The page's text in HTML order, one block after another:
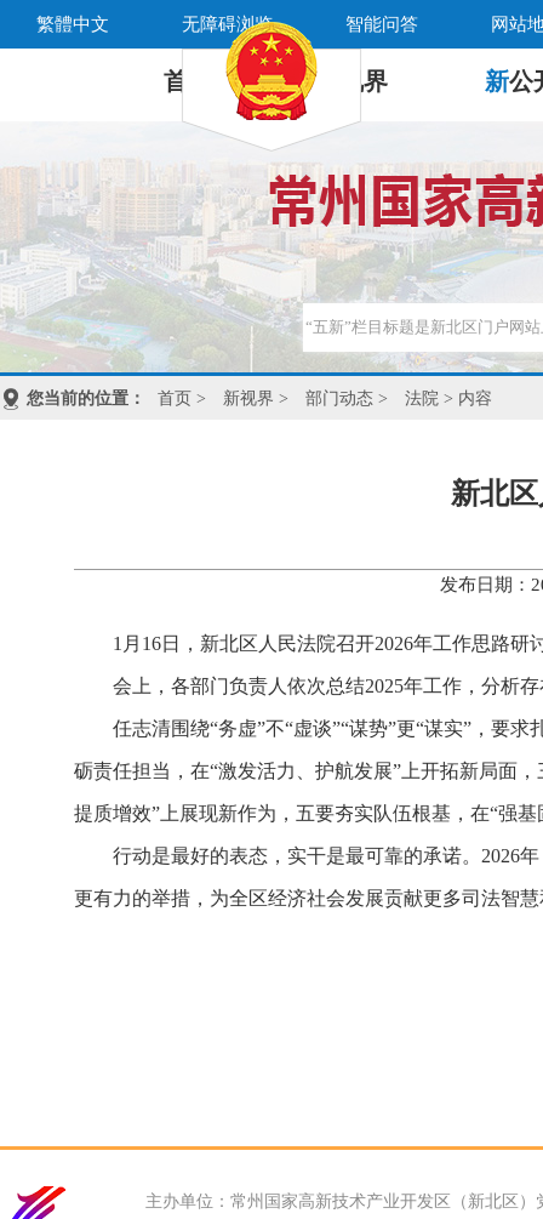
繁體中文 无障碍浏览 智能问答 网站
首 页 新 视界 新公
您当前的位置： 首页 > 新视界 > 部门动态 > 法院 > 内容
新北
发布日期：
1月16日，新北区人民法院召开2026年工作思路
会上，各部门负责人依次总结2025年工作，分析
任志清围绕“务虚”不“虚谈”“谋势”更“谋实”，要
砺责任担当，在“激发活力、护航发展”上开拓新局面
提质增效”上展现新作为，五要夯实队伍根基，在“强
行动是最好的表态，实干是最可靠的承诺。2026
更有力的举措，为全区经济社会发展贡献更多司法智
主办单位：常州国家高新技术产业开发区（新北区）